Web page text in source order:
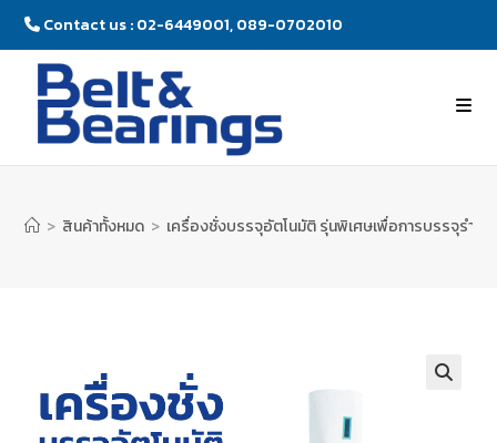
Contact us : 02-6449001, 089-0702010
> สินค้าทั้งหมด > เครื่องชั่งบรรจุอัตโนมัติ รุ่นพิเศษเพื่อการบรรจุรำข้า